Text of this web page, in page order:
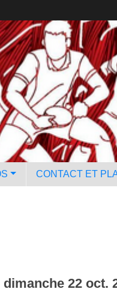
CONTACT ET
dimanche 22 oct.